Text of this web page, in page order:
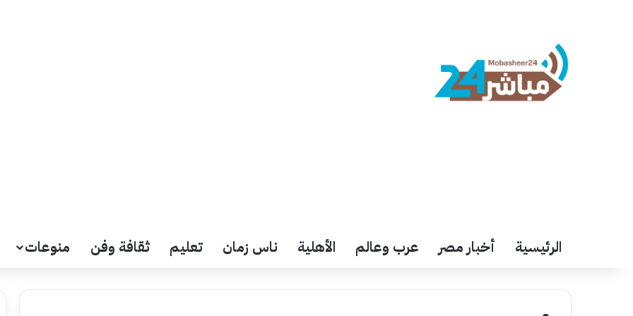
الرئيسية أخبار مصر عرب وعالم الأهلية ناس زمان تعليم ثقافة وفن منوعات